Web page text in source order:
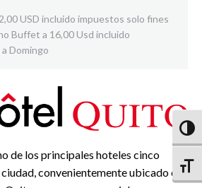
USD incluido impuestos solo fines
Buffet a 16,00 Usd incluido
Domingo
de los principales hoteles cinco
convenientemente ubicado en